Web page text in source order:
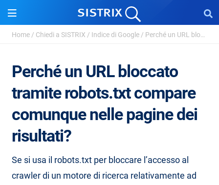
Home / Chiedi a SISTRIX / Indice di Google / Perché un URL bloccato tramite robots.txt compare ...
Perché un URL bloccato
tramite robots.txt compare
comunque nelle pagine dei
risultati?
Se si usa il robots.txt per bloccare l’accesso al
crawler di un motore di ricerca relativamente ad